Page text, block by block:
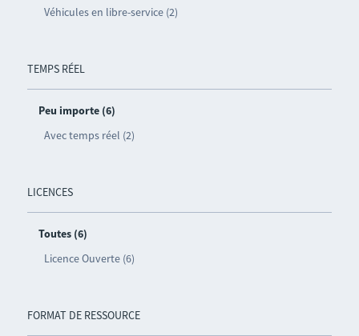
Véhicules en libre-service (2)
TEMPS RÉEL
Peu importe (6)
Avec temps réel (2)
LICENCES
Toutes (6)
Licence Ouverte (6)
FORMAT DE RESSOURCE